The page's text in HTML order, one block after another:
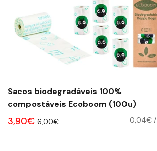
Sacos biodegradáveis ​​100%
compostáveis ​​Ecoboom (100u)
3,90€ 6,00€ 0,04€ /